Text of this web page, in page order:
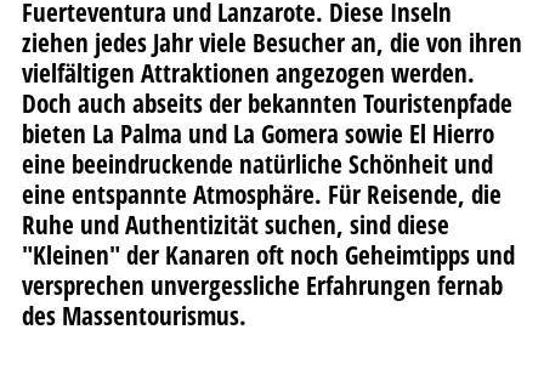
Fuerteventura und Lanzarote. Diese Inseln
ziehen jedes Jahr viele Besucher an, die von ihren
vielfältigen Attraktionen angezogen werden.
Doch auch abseits der bekannten Touristenpfade
bieten La Palma und La Gomera sowie El Hierro
eine beeindruckende natürliche Schönheit und
eine entspannte Atmosphäre. Für Reisende, die
Ruhe und Authentizität suchen, sind diese
"Kleinen" der Kanaren oft noch Geheimtipps und
versprechen unvergessliche Erfahrungen fernab
des Massentourismus.